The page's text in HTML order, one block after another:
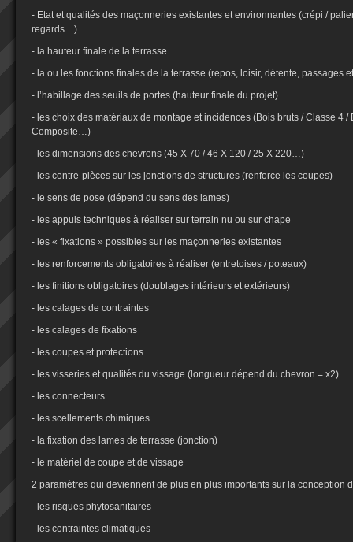
- Etat et qualités des maçonneries existantes et environnantes (crépi /
regards…)
- la hauteur finale de la terrasse
- la ou les fonctions finales de la terrasse (repos, loisir, détente, passages
- l’habillage des seuils de portes (hauteur finale du projet)
- les choix des matériaux de montage et incidences (Bois bruts / Classe 4 /
Composite…)
- les dimensions des chevrons (45 X 70 / 46 X 120 / 25 X 220…)
- les contre-pièces sur les jonctions de structures (renforce les coupes)
- le sens de pose (dépend du sens des lames)
- les appuis techniques à réaliser sur terrain nu ou sur chape
- les « fixations » possibles sur les maçonneries existantes
- les renforcements obligatoires à réaliser (entretoises / poteaux)
- les finitions obligatoires (doublages intérieurs et extérieurs)
- les calages de contraintes
- les calages de fixations
- les coupes et protections
- les visseries et qualités du vissage (longueur dépend du chevron = x2)
- les connecteurs
- les scellements chimiques
- la fixation des lames de terrasse (jonction)
- le matériel de coupe et de vissage
2 paramètres qui deviennent de plus en plus importants sur la conception
- les risques phytosanitaires
- les contraintes climatiques